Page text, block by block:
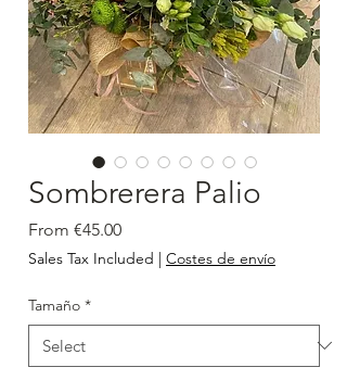
Sombrerera Palio
From €45.00Sale
Price
Sales Tax Included | Costes de envío
Tamaño *